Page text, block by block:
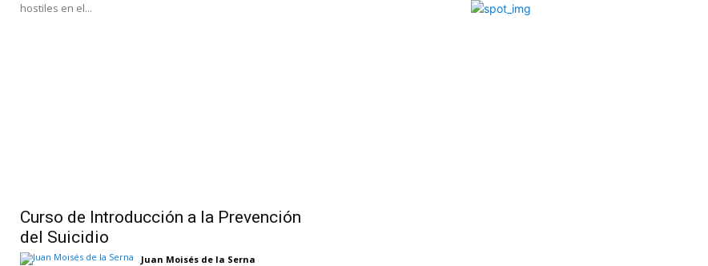
hostiles en el...
Curso de Introducción a la Prevención
del Suicidio
Juan Moisés de la Serna